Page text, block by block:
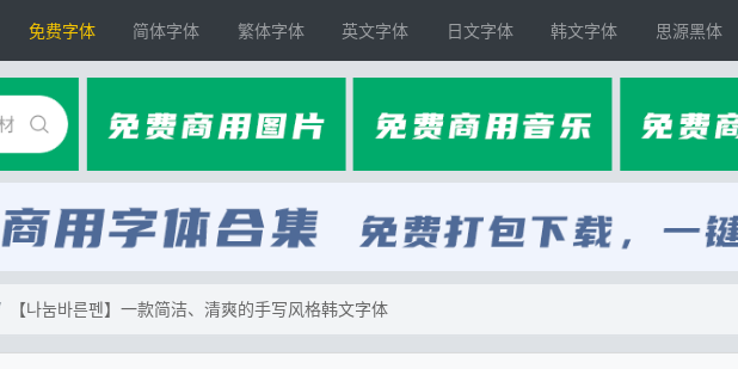
免费字体 简体字体 繁体字体 英文字体 日文字体 韩文字体 思源黑体
【나눔바른펜】一款简洁、清爽的手写风格韩文字体